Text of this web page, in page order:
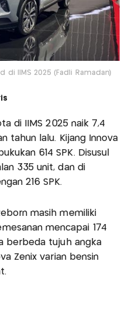
di IIMS 2025 (Fadli Ramadan)
di IIMS 2025 naik 7,4
tahun lalu. Kijang Innova
614 SPK. Disusul
335 unit, dan di
216 SPK.
masih memiliki
mencapai 174
berbeda tujuh angka
Zenix varian bensin